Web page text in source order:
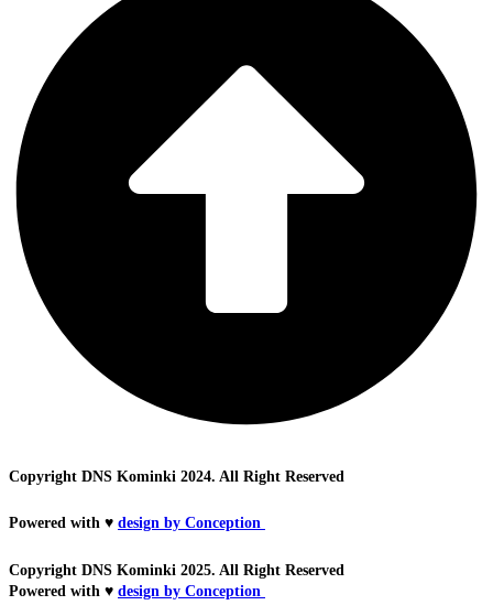
Copyright DNS Kominki 2024. All Right Reserved
Powered with ♥ design by Conception
Copyright DNS Kominki 2025. All Right Reserved
Powered with ♥ design by Conception